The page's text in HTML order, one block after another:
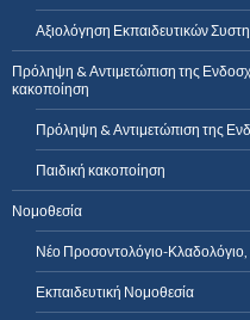
Αξιολόγηση Εκπαιδευτικών
Πρόληψη & Αντιμετώπιση της
κακοποίηση
Πρόληψη & Αντιμετώπιση της
Παιδική κακοποίηση
Νομοθεσία
Νέο Προσοντολόγιο-
Εκπαιδευτική Νομοθεσία